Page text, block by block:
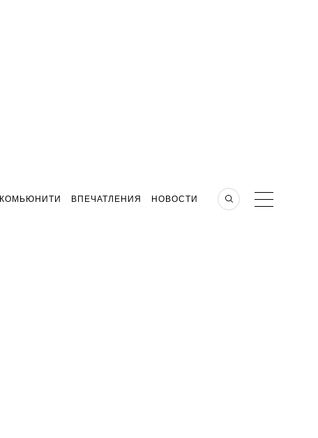
КОМЬЮНИТИ ВПЕЧАТЛЕНИЯ НОВОСТИ